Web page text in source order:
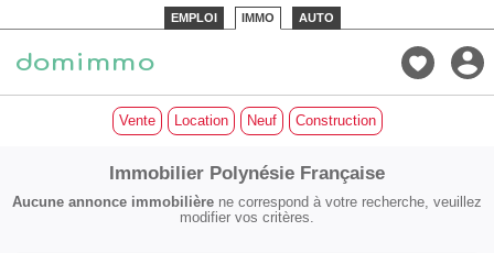
EMPLOI IMMO AUTO
Vente Location Neuf Construction
Immobilier Polynésie Française
Aucune annonce immobilière ne correspond à votre recherche, veuillez
modifier vos critères.